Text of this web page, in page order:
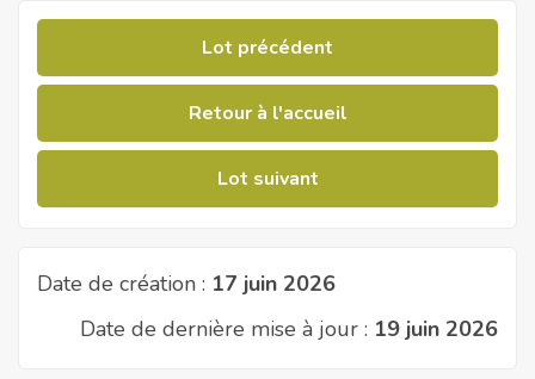
Lot précédent
Retour à l'accueil
Lot suivant
Date de création : 17 juin 2026
Date de dernière mise à jour : 19 juin 2026